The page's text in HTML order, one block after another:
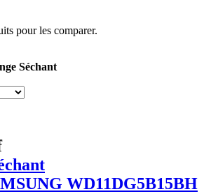
pour les comparer.
Séchant
WD11DG5B15BH